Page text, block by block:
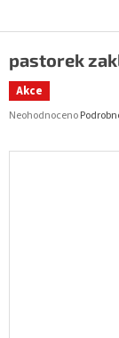
pastorek
Akce
Průměrné
Neohodnoceno